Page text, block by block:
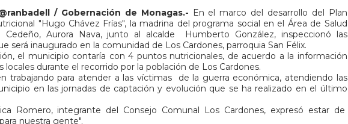
/ Gobernación de Monagas.- En el marco del desarrollo del Plan
"Hugo Chávez Frías", la madrina del programa social en el Área de Salud
Cedeño, Aurora Nava, junto al alcalde
Humberto González, inspeccionó las
será inaugurado en la comunidad de Los Cardones, parroquia San Félix.
el municipio contaría con 4 puntos nutricionales, de acuerdo a la información
locales durante el recorrido por la población de Los Cardones.
trabajando para atender a las víctimas
de la guerra económica, atendiendo las
en las jornadas de captación y evolución que se ha realizado en el último
Romero, integrante del Consejo Comunal Los Cardones, expresó estar de
nuestra gente".